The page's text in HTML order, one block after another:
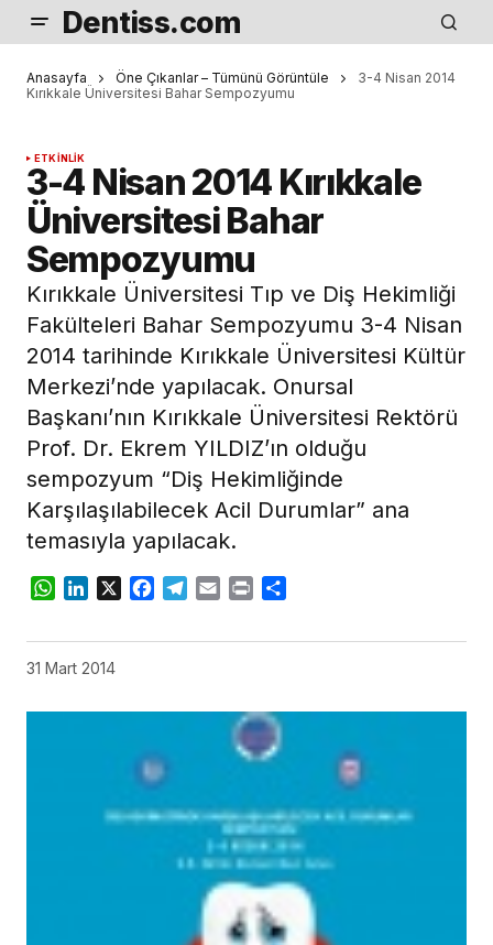
Dentiss.com
Anasayfa Öne Çıkanlar – Tümünü Görüntüle
3-4 Nisan 2014
Kırıkkale Üniversitesi Bahar Sempozyumu
ETKINLIK
3-4 Nisan 2014 Kırıkkale
Üniversitesi Bahar
Sempozyumu
Kırıkkale Üniversitesi Tıp ve Diş Hekimliği
Fakülteleri Bahar Sempozyumu 3-4 Nisan
2014 tarihinde Kırıkkale Üniversitesi Kültür
Merkezi’nde yapılacak. Onursal
Başkanı’nın Kırıkkale Üniversitesi Rektörü
Prof. Dr. Ekrem YILDIZ’ın olduğu
sempozyum “Diş Hekimliğinde
Karşılaşılabilecek Acil Durumlar” ana
temasıyla yapılacak.
WhatsApp
LinkedIn
X Facebook
Telegram
Email Print
31 Mart 2014